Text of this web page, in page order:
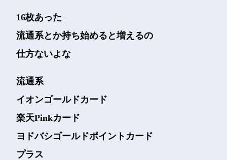
16枚あった
流通系とか持ち始めると増えるの
仕方ないよな
流通系
イオンゴールドカード
楽天Pinkカード
ヨドバシゴールドポイントカード
プラス